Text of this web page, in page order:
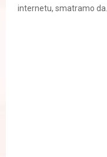
internetu, smatramo da...